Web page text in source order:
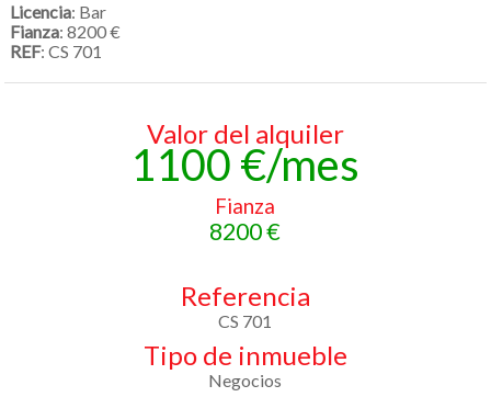
Licencia: Bar
Fianza: 8200 €
REF: CS 701
Valor del alquiler
1100 €/mes
Fianza
8200 €
Referencia
CS 701
Tipo de inmueble
Negocios